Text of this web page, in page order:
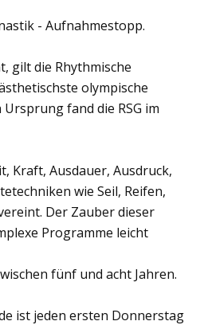
- Aufnahmestopp.
gilt die Rhythmische
olympische
fand die RSG im
Kraft, Ausdauer, Ausdruck,
wie Seil, Reifen,
Der Zauber dieser
Programme leicht
fünf und acht Jahren.
ist jeden ersten Donnerstag